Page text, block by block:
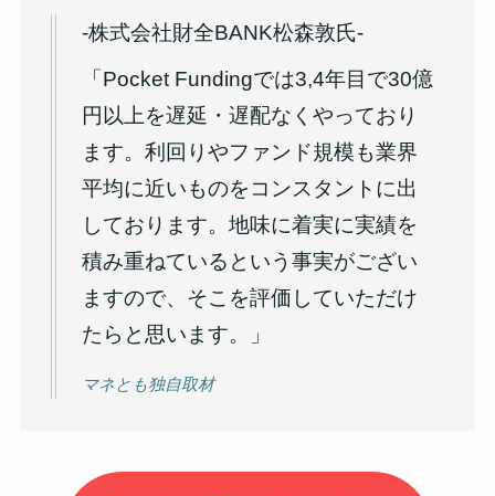
-株式会社財全BANK松森敦氏-
「Pocket Fundingでは3,4年目で30億
円以上を遅延・遅配なくやっており
ます。利回りやファンド規模も業界
平均に近いものをコンスタントに出
しております。地味に着実に実績を
積み重ねているという事実がござい
ますので、そこを評価していただけ
たらと思います。」
マネとも独自取材